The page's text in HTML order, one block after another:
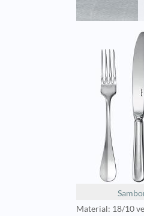
Material: 18/10